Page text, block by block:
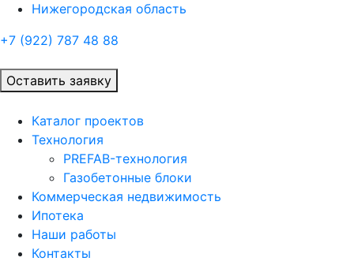
Нижегородская область
+7 (922) 787 48 88
Оставить заявку
Каталог проектов
Технология
PREFAB-технология
Газобетонные блоки
Коммерческая недвижимость
Ипотека
Наши работы
Контакты